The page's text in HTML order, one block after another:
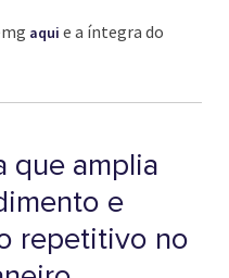
aqui e a íntegra do
que amplia
e
repetitivo no